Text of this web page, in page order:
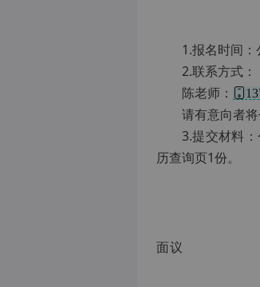
1.报名时间：
2.联系方式：
陈老师：
请有意向者
3.提交材料
历查询页1份。
面议